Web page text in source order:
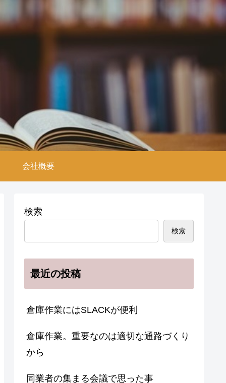
会社概要
検索
検索
最近の投稿
倉庫作業にはSLACKが便利
倉庫作業。重要なのは適切な通路づくり
から
同業者の集まる会議で思った事